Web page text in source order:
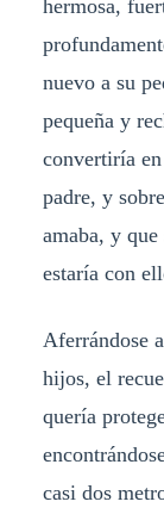
hermosa,
nuevo a su
pequeña y
convertiría
padre, y
amaba, y
estaría con
Aferrándose
hijos, el
quería
casi dos